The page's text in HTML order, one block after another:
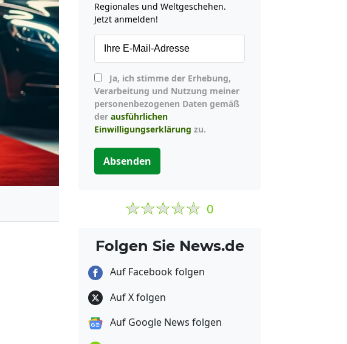
Regionales und Weltgeschehen.
Jetzt anmelden!
Verarbeitung und Nutzung meiner
personenbezogenen Daten gemäß
der ausführlichen
Einwilligungserklärung zu.
Absenden
0
Folgen Sie News.de
Auf Facebook folgen
Auf X folgen
Auf Google News folgen